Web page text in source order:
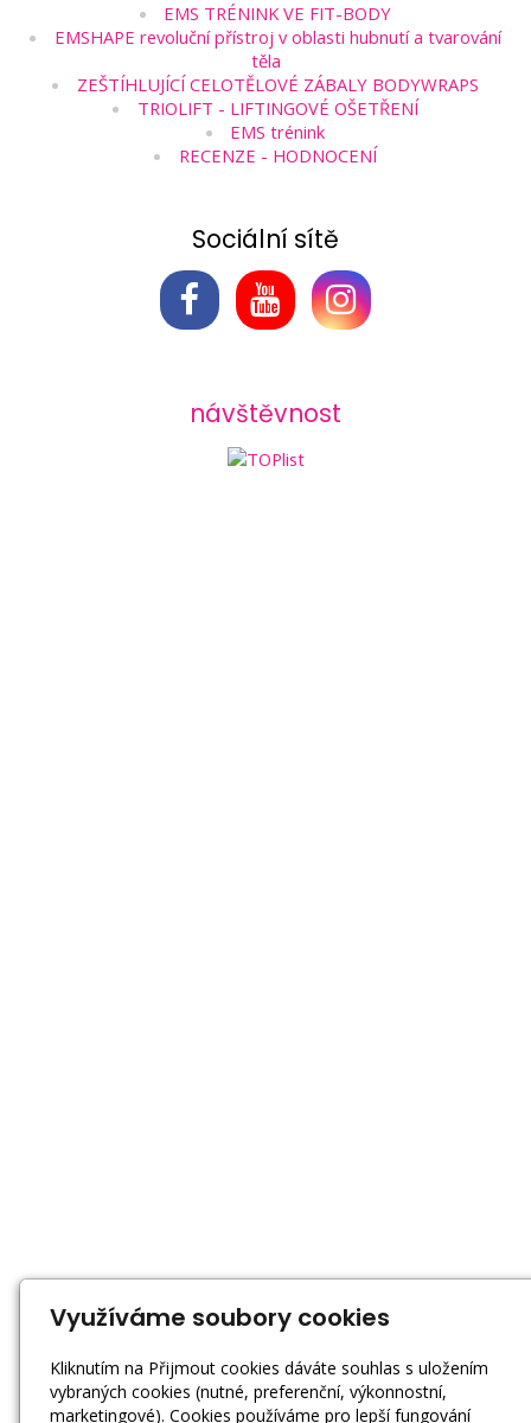
EMS TRÉNINK VE FIT-BODY
EMSHAPE revoluční přístroj v oblasti hubnutí a tvarování
těla
ZEŠTÍHLUJÍCÍ CELOTĚLOVÉ ZÁBALY BODYWRAPS
TRIOLIFT - LIFTINGOVÉ OŠETŘENÍ
EMS trénink
RECENZE - HODNOCENÍ
Sociální sítě
návštěvnost
Využíváme soubory cookies
Kliknutím na Přijmout cookies dáváte souhlas s uložením
vybraných cookies (nutné, preferenční, výkonnostní,
marketingové). Cookies používáme pro lepší fungování